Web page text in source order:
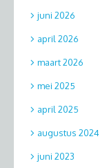
juni 2026
april 2026
maart 2026
mei 2025
april 2025
augustus 2024
juni 2023